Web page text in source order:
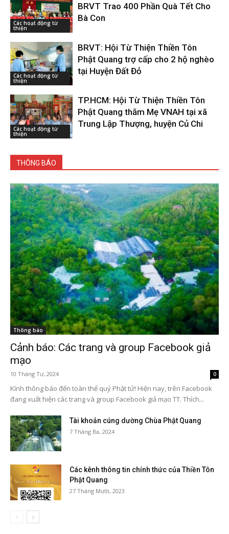
Các hoạt động từ
thiện
BRVT Trao 400 Phần Quà Tết Cho
Bà Con
Các hoạt động từ
thiện
BRVT: Hội Từ Thiện Thiền Tôn
Phật Quang trợ cấp cho 2 hộ nghèo
tại Huyện Đất Đỏ
Các hoạt động từ
thiện
TP.HCM: Hội Từ Thiện Thiền Tôn
Phật Quang thăm Mẹ VNAH tại xã
Trung Lập Thượng, huyện Củ Chi
THÔNG BÁO
Thông báo
Cảnh báo: Các trang và group Facebook giả
mạo
10 Tháng Tư, 2024 0
Kính thông báo đến toàn thể quý Phật tử! Hiện nay, trên Facebook
đang xuất hiện các trang và group Facebook giả mạo TT. Thích...
Tài khoản cúng dường Chùa Phật Quang
7 Tháng Ba, 2024
Các kênh thông tin chính thức của Thiền Tôn
Phật Quang
27 Tháng Mười, 2023